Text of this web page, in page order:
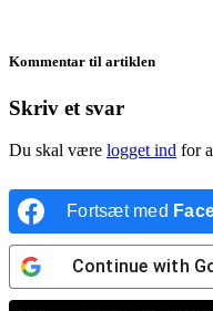
Kommentar til artiklen
Skriv et svar
Du skal være logget ind for
Fortsæt med
Continue with